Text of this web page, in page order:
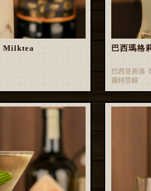
Milktea 巴西瑪
巴西甘蔗酒
麗特苦精